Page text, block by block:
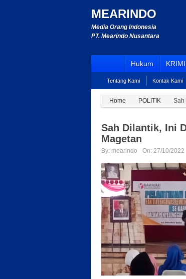
MEARINDO
Media Orang Indonesia
PT. Mearindo Nusantara
Hukum
Tentang Kami Kontak Kami
Home POLITIK Sah
Sah Dilantik, Ini
Magetan
By: mearindo On: 27/10/2022